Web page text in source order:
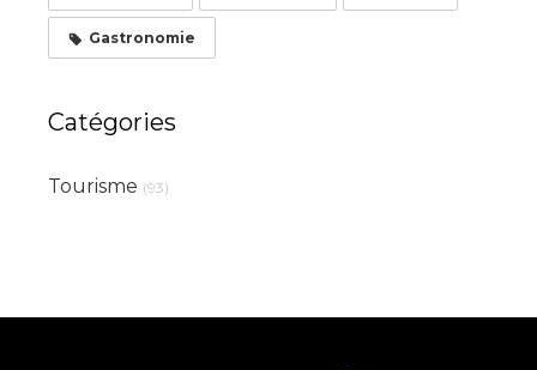
Gastronomie
Catégories
Tourisme (93)